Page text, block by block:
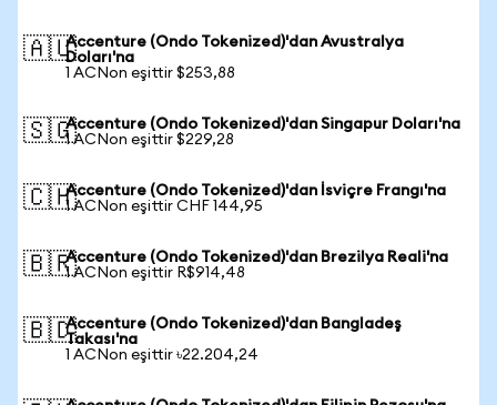
🇦🇺Accenture (Ondo Tokenized)'dan Avustralya
Doları'na
1 ACNon eşittir $253,88
🇸🇬Accenture (Ondo Tokenized)'dan Singapur Doları'na
1 ACNon eşittir $229,28
🇨🇭Accenture (Ondo Tokenized)'dan İsviçre Frangı'na
1 ACNon eşittir CHF 144,95
🇧🇷Accenture (Ondo Tokenized)'dan Brezilya Reali'na
1 ACNon eşittir R$914,48
🇧🇩Accenture (Ondo Tokenized)'dan Bangladeş
Takası'na
1 ACNon eşittir ৳22.204,24